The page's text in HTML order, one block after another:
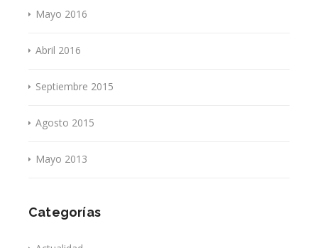
Mayo 2016
Abril 2016
Septiembre 2015
Agosto 2015
Mayo 2013
Categorías